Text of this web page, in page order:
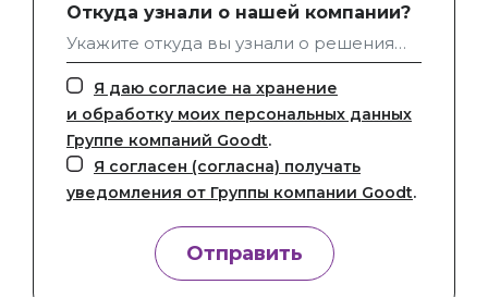
Откуда узнали о нашей компании?
Я даю согласие на хранение
и обработку моих персональных данных
Группе компаний Goodt.
Я согласен (согласна) получать
уведомления от Группы компании Goodt.
Отправить